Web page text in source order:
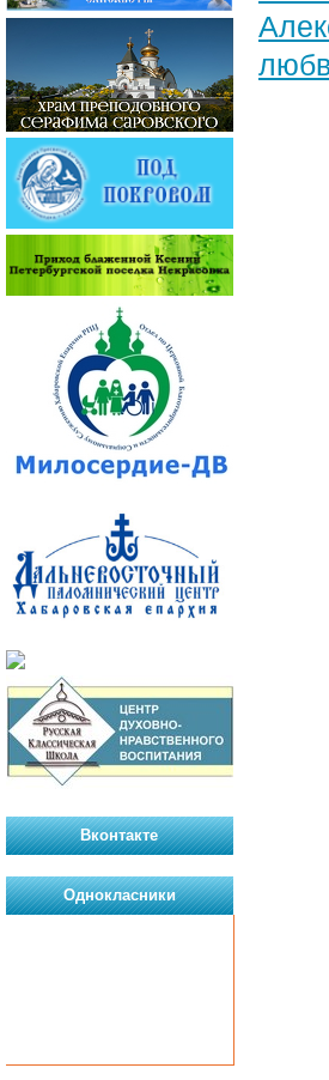
Вконтакте
Однокласники